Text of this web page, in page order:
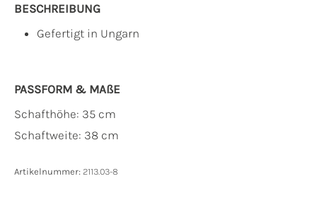
BESCHREIBUNG
Gefertigt in Ungarn
PASSFORM & MAẞE
Schafthöhe: 35 cm
Schaftweite: 38 cm
Artikelnummer: 2113.03-8